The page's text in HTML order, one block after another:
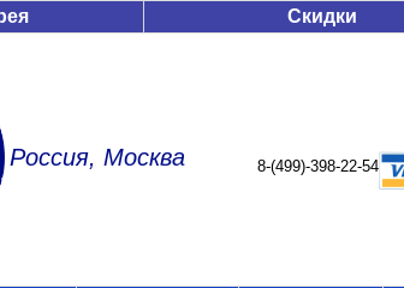
Скидки
Россия, Москва 8-(499)-398-22-54